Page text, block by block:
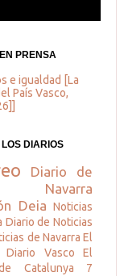
PRENSA
e igualdad [La
País Vasco,
DIARIOS
Diario de
Navarra
Deia Noticias
Diario de Noticias
de Navarra El
Diario Vasco
El
Catalunya
7